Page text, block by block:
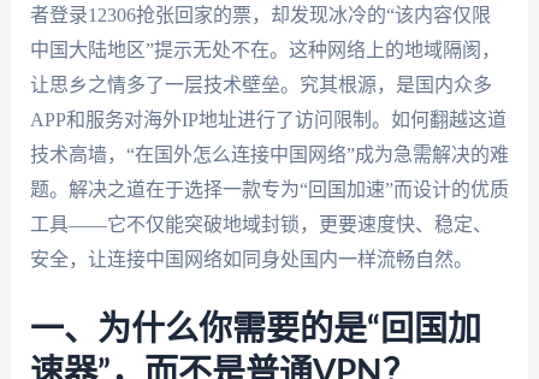
者登录12306抢张回家的票，却发现冰冷的“该内容仅限
中国大陆地区”提示无处不在。这种网络上的地域隔阂，
让思乡之情多了一层技术壁垒。究其根源，是国内众多
APP和服务对海外IP地址进行了访问限制。如何翻越这道
技术高墙，“在国外怎么连接中国网络”成为急需解决的难
题。解决之道在于选择一款专为“回国加速”而设计的优质
工具——它不仅能突破地域封锁，更要速度快、稳定、
安全，让连接中国网络如同身处国内一样流畅自然。
一、为什么你需要的是“回国加